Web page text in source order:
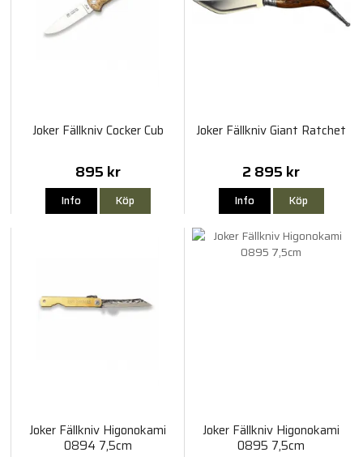
Joker Fällkniv Cocker Cub
895 kr
Info Köp
Joker Fällkniv Giant Ratchet
2 895 kr
Info Köp
Joker Fällkniv Higonokami
0894 7,5cm
Joker Fällkniv Higonokami
0895 7,5cm